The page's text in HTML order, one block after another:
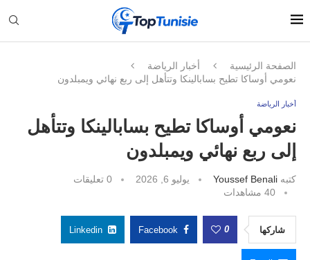
الصفحة الرئيسية
أخبار الرياضة
نعومي أوساكا تطيح بسابالينكا وتتأهل إلى ربع نهائي ويمبلدون
أخبار الرياضة
نعومي أوساكا تطيح بسابالينكا وتتأهل
إلى ربع نهائي ويمبلدون
كتبه Youssef Benali يوليو 6, 2026
0 تعليقات
40 مشاهدات
شاركها 0
Facebook
Linkedin